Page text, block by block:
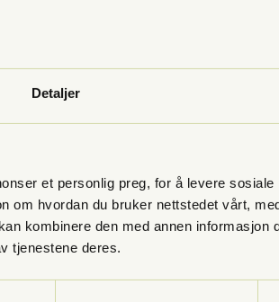
Detaljer
et personlig preg, for å levere
om hvordan du bruker nettstedet vårt,
kombinere den med annen informasjon
tjenestene deres.
vi